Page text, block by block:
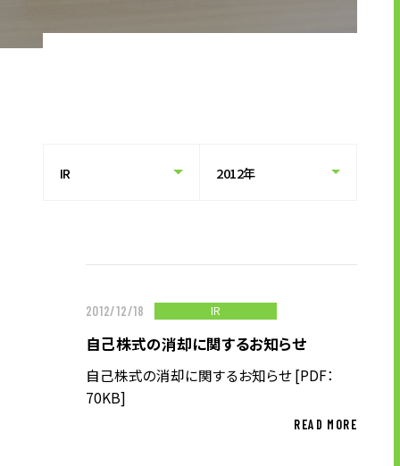
企業のご担当者様へ
企業のご担当者様へTOP
サービス・ソリューション一覧
事例紹介
サービスに関するお問い合わせ
2012/12/18 IR
自己株式の消却に関するお知らせ
自己株式の消却に関するお知らせ [PDF：
70KB]
READ MORE